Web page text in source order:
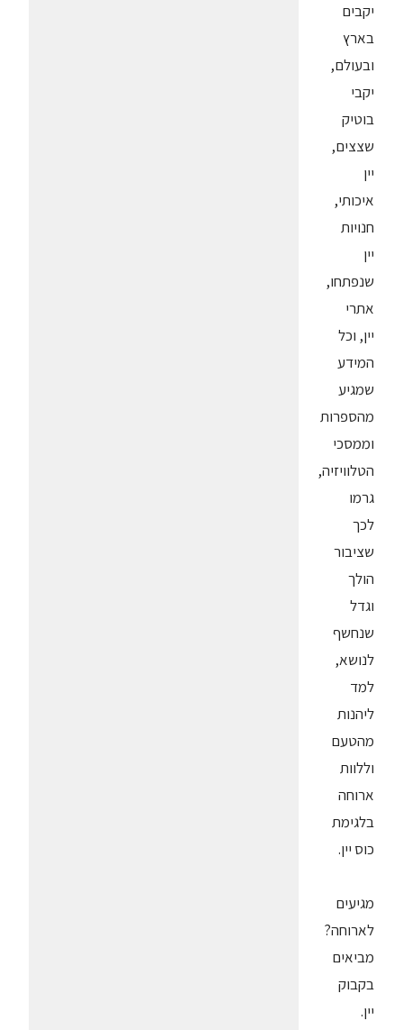
יקבים
בארץ
ובעולם,
יקבי
בוטיק
שצצים,
יין
איכותי,
חנויות
יין
שנפתחו,
אתרי
יין, וכל
המידע
שמגיע
מהספרות
וממסכי
הטלוויזיה,
גרמו
לכך
שציבור
הולך
וגדל
שנחשף
לנושא,
למד
ליהנות
מהטעם
וללוות
ארוחה
בלגימת
כוס יין.
מגיעים
לארוחה?
מביאים
בקבוק
יין.